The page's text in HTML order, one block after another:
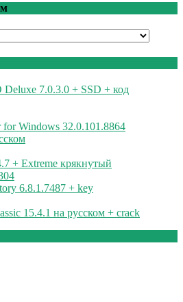
Deluxe 7.0.3.0 + SSD + код
Windows 32.0.101.8864
+ Extreme крякнутый
6.8.1.7487 + key
15.4.1 на русском + crack